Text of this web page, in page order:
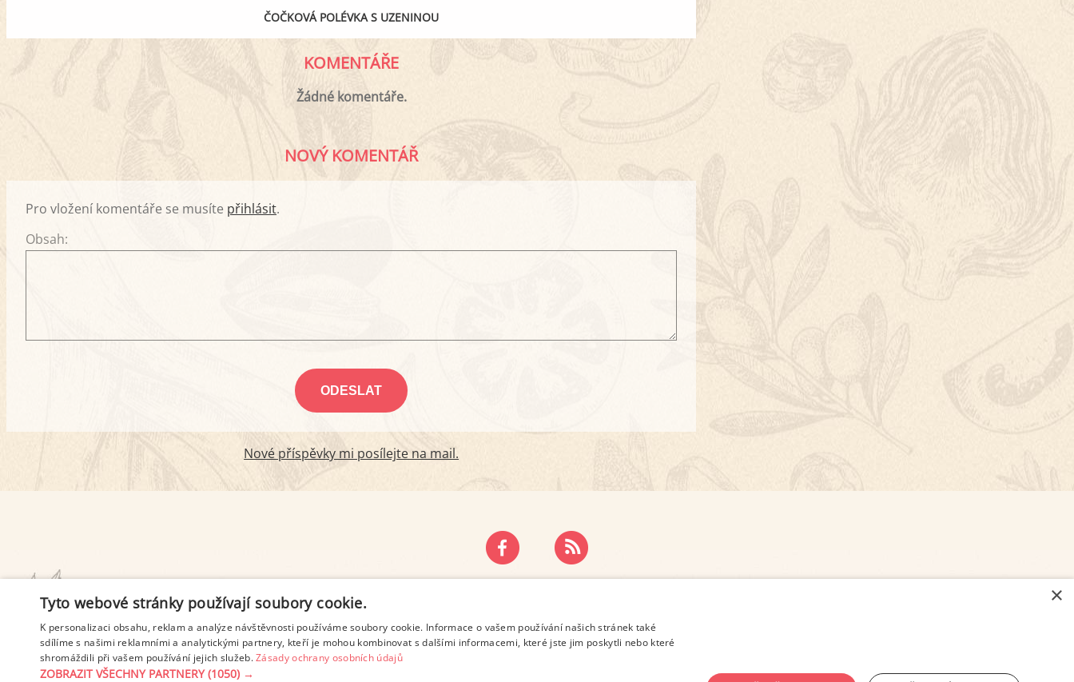
ČOČKOVÁ POLÉVKA S UZENINOU
KOMENTÁŘE
Žádné komentáře.
NOVÝ KOMENTÁŘ
Pro vložení komentáře se musíte přihlásit.
Obsah:
Nové příspěvky mi posílejte na mail.
PODMÍNKY UŽITÍ ZÁSADY OCHRANY OSOBNÍCH ÚDAJŮ ×
Tyto webové stránky používají soubory cookie.
K personalizaci obsahu, reklam a analýze návštěvnosti používáme soubory cookie. Informace o vašem používání našich stránek také
sdílíme s našimi reklamními a analytickými partnery, kteří je mohou kombinovat s dalšími informacemi, které jste jim poskytli nebo které
shromáždili při vašem používání jejich služeb.Zásady ochrany osobních údajů
ZOBRAZIT VŠECHNY PARTNERY(1050) →